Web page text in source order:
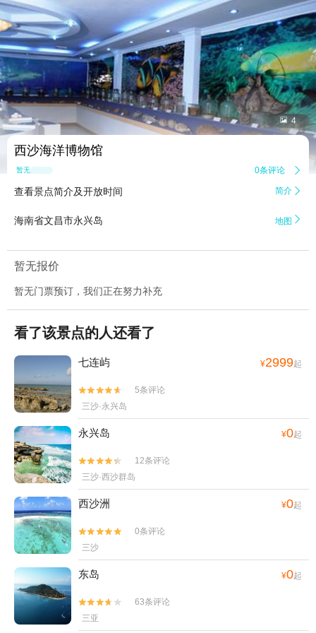
 4
西沙海洋博物馆
暂无点评 0条评论 
查看景点简介及开放时间 简介 
海南省文昌市永兴岛 地图 
暂无报价
暂无门票预订，我们正在努力补充
看了该景点的人还看了
七连屿 ¥2999起


5条评论
三沙·永兴岛
永兴岛 ¥0起


12条评论
三沙·西沙群岛
西沙洲 ¥0起


0条评论
三沙
东岛 ¥0起


63条评论
三亚
